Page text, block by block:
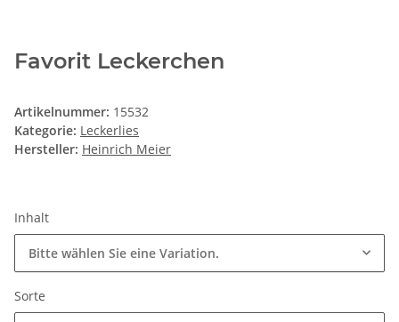
Favorit Leckerchen
Artikelnummer: 15532
Kategorie: Leckerlies
Hersteller: Heinrich Meier
Inhalt
Bitte wählen Sie eine Variation.
Sorte